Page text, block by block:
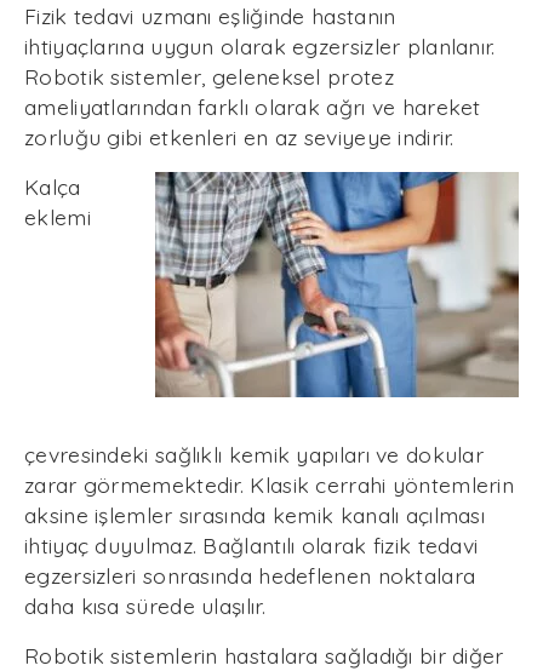
Fizik tedavi uzmanı eşliğinde hastanın
ihtiyaçlarına uygun olarak egzersizler planlanır.
Robotik sistemler, geleneksel protez
ameliyatlarından farklı olarak ağrı ve hareket
zorluğu gibi etkenleri en az seviyeye indirir.
Kalça
eklemi
çevresindeki sağlıklı kemik yapıları ve dokular
zarar görmemektedir. Klasik cerrahi yöntemlerin
aksine işlemler sırasında kemik kanalı açılması
ihtiyaç duyulmaz. Bağlantılı olarak fizik tedavi
egzersizleri sonrasında hedeflenen noktalara
daha kısa sürede ulaşılır.
Robotik sistemlerin hastalara sağladığı bir diğer